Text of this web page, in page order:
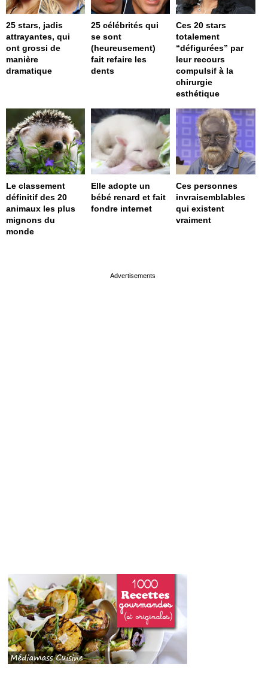
25 stars, jadis
attrayantes, qui
ont grossi de
manière
dramatique
25 célébrités qui
se sont
(heureusement)
fait refaire les
dents
Ces 20 stars
totalement
“défigurées” par
leur recours
compulsif à la
chirurgie
esthétique
Le classement
définitif des 20
animaux les plus
mignons du
monde
Elle adopte un
bébé renard et fait
fondre internet
Ces personnes
invraisemblables
qui existent
vraiment